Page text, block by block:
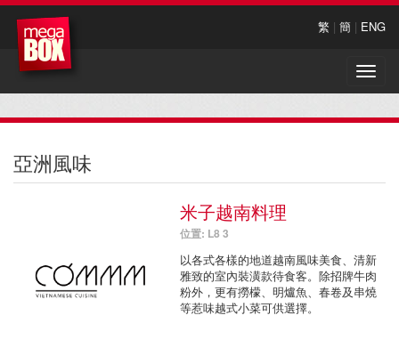
繁 | 簡 | ENG
Toggle
亞洲風味
米子越南料理
位置: L8 3
以各式各樣的地道越南風味美食、清新
雅致的室內裝潢款待食客。除招牌牛肉
粉外，更有撈檬、明爐魚、春卷及串燒
等惹味越式小菜可供選擇。